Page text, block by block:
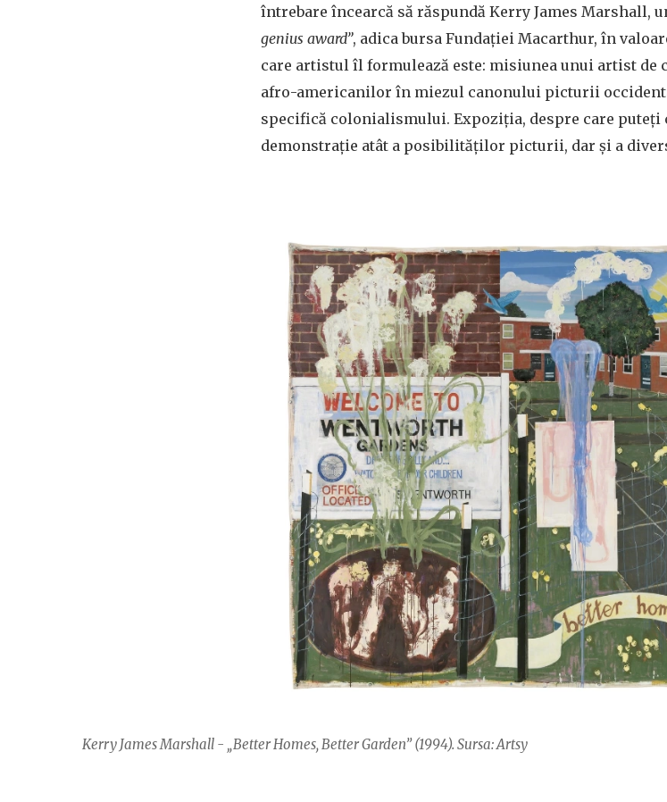
întrebare încearcă să răspundă Kerry James Marshall,
genius award”, adica bursa Fundației Macarthur, în
care artistul îl formulează este: misiunea unui artist de
afro-americanilor în miezul canonului picturii
specifică colonialismului. Expoziția, despre care puteți
demonstrație atât a posibilităților picturii, dar și a
Kerry James Marshall - „Better Homes, Better Garden” (1994). Sursa: Artsy